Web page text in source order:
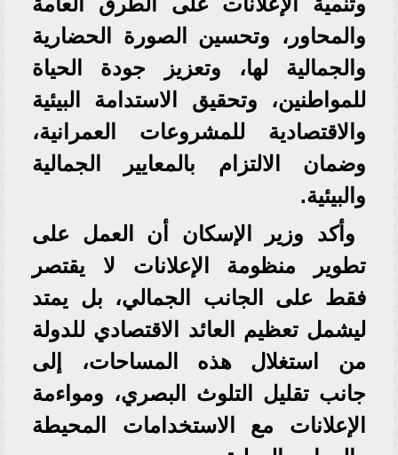
والمحاور، وتحسين الصورة الحضارية
والجمالية لها، وتعزيز جودة الحياة
للمواطنين، وتحقيق الاستدامة البيئية
والاقتصادية للمشروعات العمرانية،
وضمان الالتزام بالمعايير الجمالية
والبيئية.
وأكد وزير الإسكان أن العمل على
تطوير منظومة الإعلانات لا يقتصر
فقط على الجانب الجمالي، بل يمتد
ليشمل تعظيم العائد الاقتصادي للدولة
من استغلال هذه المساحات، إلى
جانب تقليل التلوث البصري، ومواءمة
الإعلانات مع الاستخدامات المحيطة